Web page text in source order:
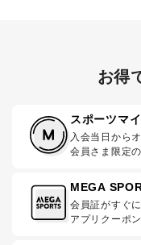
お得
スポーツマ
入会当日から
会員さま限定
MEGA
会員証がすぐ
アプリクーポ